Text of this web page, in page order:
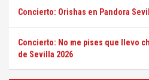
Concierto: Orishas en Pandora
Concierto: No me pises que llevo
de Sevilla 2026